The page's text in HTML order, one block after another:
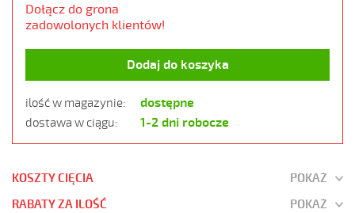
Dołącz do grona
zadowolonych klientów!
Dodaj do koszyka
ilość w magazynie: dostępne
dostawa w ciągu: 1-2 dni robocze
KOSZTY CIĘCIA
POKAŻ
RABATY ZA ILOŚĆ
POKAŻ